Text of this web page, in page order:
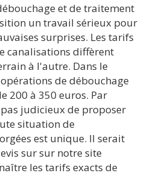
et de traitement
un travail sérieux pour
surprises. Les tarifs
canalisations diffèrent
à l'autre. Dans le
de débouchage
200 à 350 euros. Par
judicieux de proposer
situation de
est unique. Il serait
sur sur notre site
les tarifs exacts de